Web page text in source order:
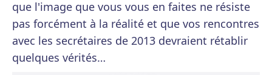
que l'image que vous vous en faites ne résiste
pas forcément à la réalité et que vos rencontres
avec les secrétaires de 2013 devraient rétablir
quelques vérités…